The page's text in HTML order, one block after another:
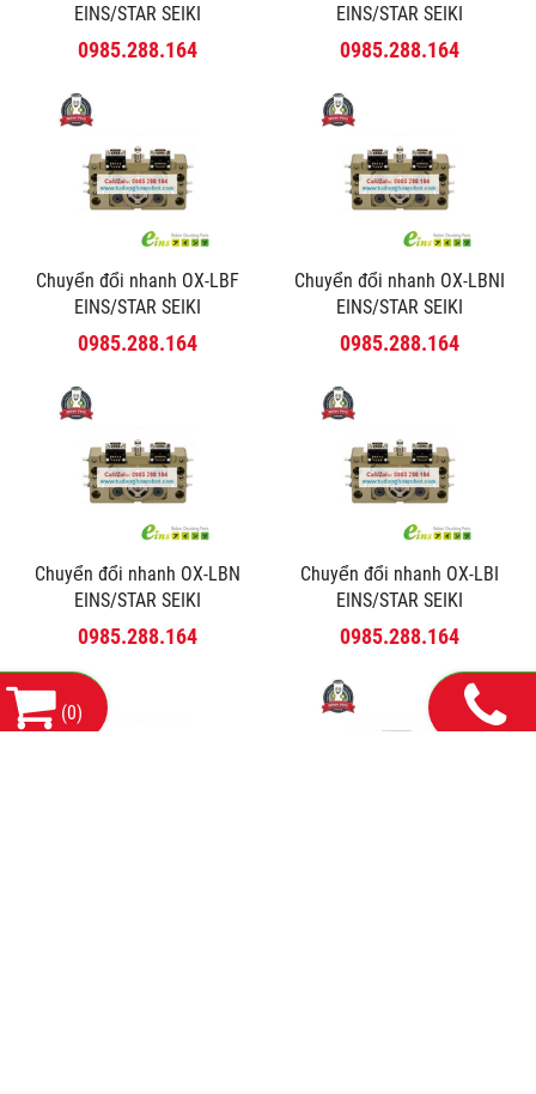
EINS/STAR SEIKI
0985.288.164
EINS/STAR SEIKI
0985.288.164
Chuyển đổi nhanh OX-LBF
EINS/STAR SEIKI
0985.288.164
Chuyển đổi nhanh OX-LBNI
EINS/STAR SEIKI
0985.288.164
Chuyển đổi nhanh OX-LBN
EINS/STAR SEIKI
0985.288.164
Chuyển đổi nhanh OX-LBI
EINS/STAR SEIKI
0985.288.164
(0)